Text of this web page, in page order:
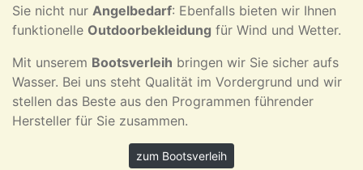
Sie nicht nur Angelbedarf: Ebenfalls bieten wir Ihnen
funktionelle Outdoorbekleidung für Wind und Wetter.
Mit unserem Bootsverleih bringen wir Sie sicher aufs
Wasser. Bei uns steht Qualität im Vordergrund und wir
stellen das Beste aus den Programmen führender
Hersteller für Sie zusammen.
zum Bootsverleih